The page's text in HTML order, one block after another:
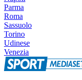
Parma
Roma
Sassuolo
Torino
Udinese
Venezia